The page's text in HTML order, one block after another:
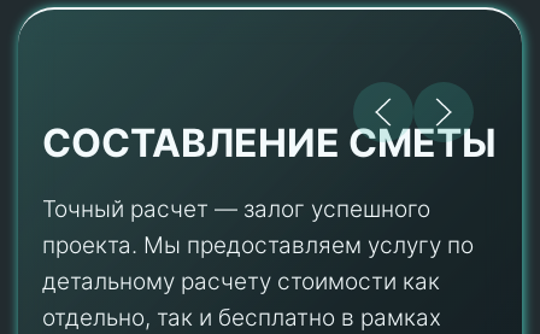
СОСТАВЛЕНИЕ СМЕТЫ
Точный расчет — залог успешного
проекта. Мы предоставляем услугу по
детальному расчету стоимости как
отдельно, так и бесплатно в рамках